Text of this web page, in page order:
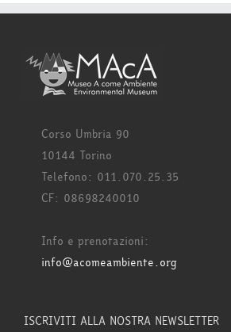
Corso Umbria 90
10144 Torino
Telefono: 011.070.25.35
CF: 08698240010
Info e prenotazioni:
info@acomeambiente.org
ISCRIVITI ALLA NOSTRA NEWSLETTER